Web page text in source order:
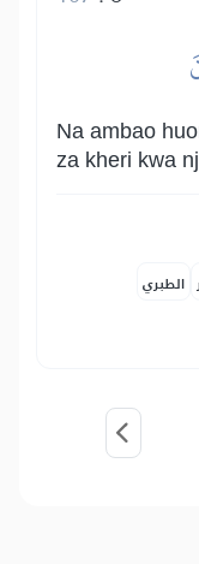
Na ambao
za kheri kwa
الطبري